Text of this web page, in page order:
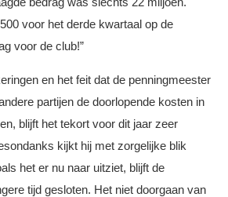
voor het derde kwartaal op de
voor de club!”
en het feit dat de penningmeester
partijen de doorlopende kosten in
blijft het tekort voor dit jaar zeer
kijkt hij met zorgelijke blik
het er nu naar uitziet, blijft de
tijd gesloten. Het niet doorgaan van